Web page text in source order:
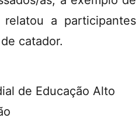
a participantes
catador.
de Educação Alto